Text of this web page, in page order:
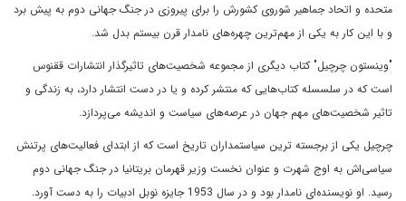
متحده و اتحاد جماهير شوروى کشورش را براى پيروزى در جنگ جهانى دوم به پيش برد
و با اين کار به يکى از مهم‌ترين چهره‌هاى نامدار قرن بيستم بدل شد.
"وينستون چرچيل" کتاب ديگرى از مجموعه شخصيت‌هاى تاثيرگذار انتشارات ققنوس
است که در سلسسله کتاب‌هايى که منتشر کرده و يا در دست انتشار دارد، به زندگى و
تاثير شخصيت‌هاى مهم جهان در عرصه‌هاى سياست و انديشه مى‌پردازد.
چرچيل يکى از برجسته ترين سياستمداران تاريخ است که از ابتداى فعاليت‌هاى پرتنش
سياسى‌اش به اوج شهرت و عنوان نخست وزير قهرمان بريتانيا در جنگ جهانى دوم
رسيد. او نويسنده‌اى نامدار بود و در سال 1953 جايزه نوبل ادبيات را به دست آورد.